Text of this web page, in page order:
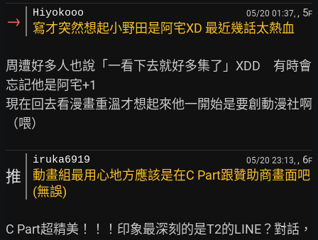
→ Hiyokooo 05/20 01:37, , 5F
寫才突然想起小野田是阿宅XD 最近幾話太熱血
周遭好多人也說「一看下去就好多集了」XDD　有時會
忘記他是阿宅+1
現在回去看漫畫重溫才想起來他一開始是要創動漫社啊
推
iruka6919 05/20 23:13, , 6F
動畫組最用心地方應該是在C Part跟贊助商畫面吧
(無誤)
C Part超精美！！！印象最深刻的是T2的LINE？對話，